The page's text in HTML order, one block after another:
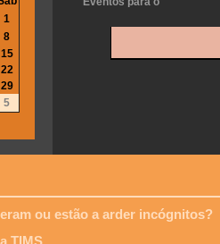
1
8
15
22
29
5
ou estão a arder incógnitos?